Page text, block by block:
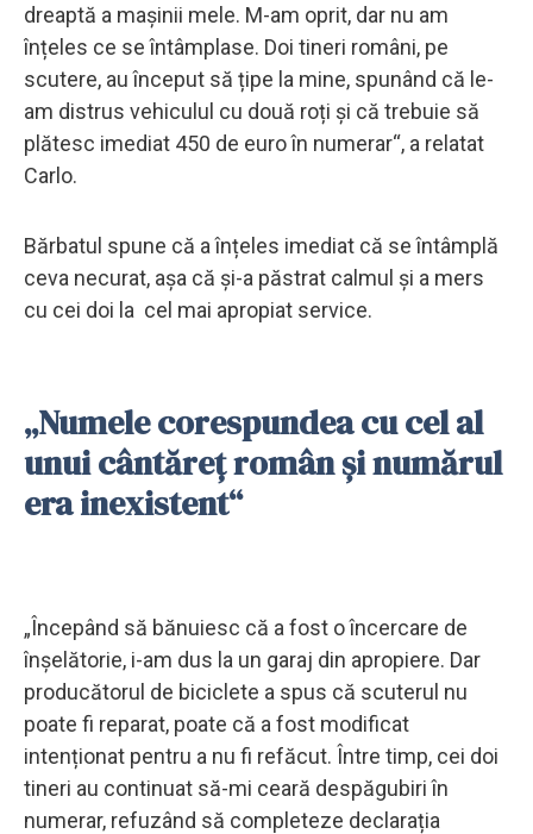
dreaptă a mașinii mele. M-am oprit, dar nu am
înțeles ce se întâmplase. Doi tineri români, pe
scutere, au început să țipe la mine, spunând că le-
am distrus vehiculul cu două roți și că trebuie să
plătesc imediat 450 de euro în numerar“, a relatat
Carlo.
Bărbatul spune că a înțeles imediat că se întâmplă
ceva necurat, așa că și-a păstrat calmul și a mers
cu cei doi la cel mai apropiat service.
„Numele corespundea cu cel al
unui cântăreț român și numărul
era inexistent“
„Începând să bănuiesc că a fost o încercare de
înșelătorie, i-am dus la un garaj din apropiere. Dar
producătorul de biciclete a spus că scuterul nu
poate fi reparat, poate că a fost modificat
intenționat pentru a nu fi refăcut. Între timp, cei doi
tineri au continuat să-mi ceară despăgubiri în
numerar, refuzând să completeze declarația